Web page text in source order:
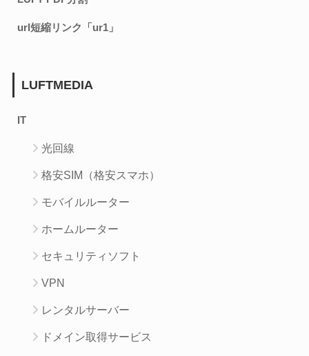
url短縮リンク「ur1」
LUFTMEDIA
IT
光回線
格安SIM（格安スマホ）
モバイルルーター
ホームルーター
セキュリティソフト
VPN
レンタルサーバー
ドメイン取得サービス